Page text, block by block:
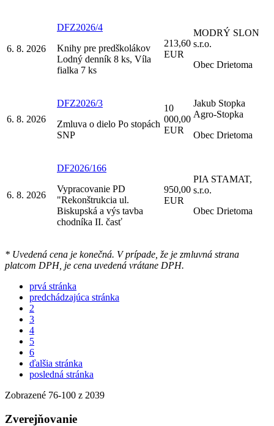
6. 8. 2026
DFZ2026/4
Knihy pre predškolákov
Lodný denník 8 ks, Víla
fialka 7 ks
213,60
EUR
MODRÝ SLON
s.r.o.
Obec Drietoma
6. 8. 2026
DFZ2026/3
Zmluva o dielo Po stopách
SNP
10
000,00
EUR
Jakub Stopka
Agro-Stopka
Obec Drietoma
6. 8. 2026
DF2026/166
Vypracovanie PD
"Rekonštrukcia ul.
Biskupská a výs tavba
chodníka II. časť
950,00
EUR
PIA STAMAT,
s.r.o.
Obec Drietoma
* Uvedená cena je konečná. V prípade, že je zmluvná strana
platcom DPH, je cena uvedená vrátane DPH.
prvá stránka
predchádzajúca stránka
2
3
4
5
6
ďalšia stránka
posledná stránka
Zobrazené 76-100 z 2039
Zverejňovanie